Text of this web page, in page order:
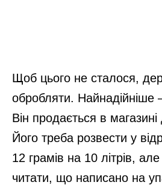
Щоб цього не сталося,
обробляти. Найнадійніше
Він продається в магазині
Його треба розвести у
12 грамів на 10 літрів,
читати, що написано на